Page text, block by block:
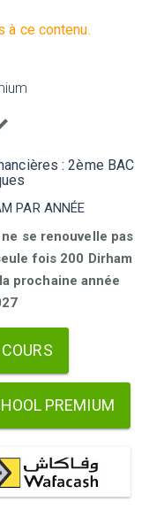
à ce contenu.
: 2ème BAC
PAR ANNÉE
se renouvelle pas
fois 200 Dirham
prochaine année
PREMIUM